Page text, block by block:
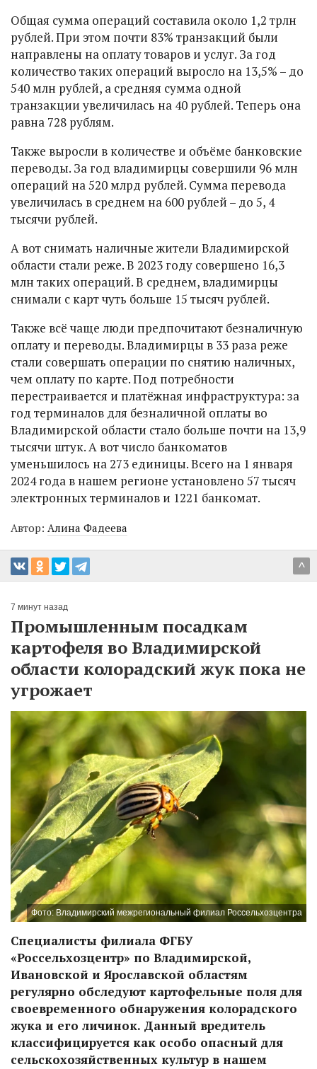
Общая сумма операций составила около 1,2 трлн
рублей. При этом почти 83% транзакций были
направлены на оплату товаров и услуг. За год
количество таких операций выросло на 13,5% – до
540 млн рублей, а средняя сумма одной
транзакции увеличилась на 40 рублей. Теперь она
равна 728 рублям.
Также выросли в количестве и объёме банковские
переводы. За год владимирцы совершили 96 млн
операций на 520 млрд рублей. Сумма перевода
увеличилась в среднем на 600 рублей – до 5, 4
тысячи рублей.
А вот снимать наличные жители Владимирской
области стали реже. В 2023 году совершено 16,3
млн таких операций. В среднем, владимирцы
снимали с карт чуть больше 15 тысяч рублей.
Также всё чаще люди предпочитают безналичную
оплату и переводы. Владимирцы в 33 раза реже
стали совершать операции по снятию наличных,
чем оплату по карте. Под потребности
перестраивается и платёжная инфраструктура: за
год терминалов для безналичной оплаты во
Владимирской области стало больше почти на 13,9
тысячи штук. А вот число банкоматов
уменьшилось на 273 единицы. Всего на 1 января
2024 года в нашем регионе установлено 57 тысяч
электронных терминалов и 1221 банкомат.
Автор: Алина Фадеева
^
7 минут назад
Промышленным посадкам
картофеля во Владимирской
области колорадский жук пока не
угрожает
Фото: Владимирский межрегиональный филиал Россельхозцентра
Специалисты филиала ФГБУ
«Россельхозцентр» по Владимирской,
Ивановской и Ярославской областям
регулярно обследуют картофельные поля для
своевременного обнаружения колорадского
жука и его личинок. Данный вредитель
классифицируется как особо опасный для
сельскохозяйственных культур в нашем